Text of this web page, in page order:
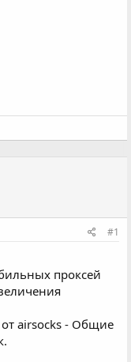
#1
проксей
airsocks - Общие